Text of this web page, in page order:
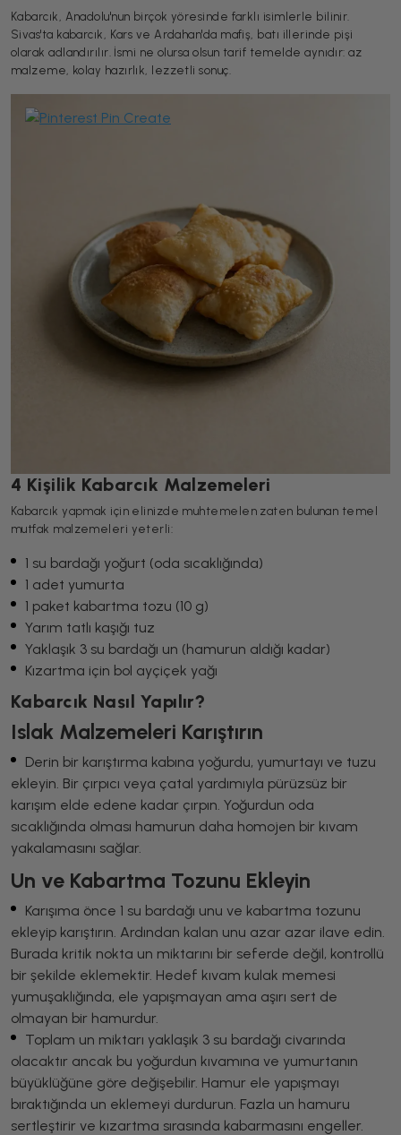
Kabarcık, Anadolu'nun birçok yöresinde farklı isimlerle bilinir.
Sivas'ta kabarcık, Kars ve Ardahan'da mafiş, batı illerinde pişi
olarak adlandırılır. İsmi ne olursa olsun tarif temelde aynıdır: az
malzeme, kolay hazırlık, lezzetli sonuç.
4 Kişilik Kabarcık Malzemeleri
Kabarcık yapmak için elinizde muhtemelen zaten bulunan temel
mutfak malzemeleri yeterli:
1 su bardağı yoğurt (oda sıcaklığında)
1 adet yumurta
1 paket kabartma tozu (10 g)
Yarım tatlı kaşığı tuz
Yaklaşık 3 su bardağı un (hamurun aldığı kadar)
Kızartma için bol ayçiçek yağı
Kabarcık Nasıl Yapılır?
Islak Malzemeleri Karıştırın
Derin bir karıştırma kabına yoğurdu, yumurtayı ve tuzu
ekleyin. Bir çırpıcı veya çatal yardımıyla pürüzsüz bir
karışım elde edene kadar çırpın. Yoğurdun oda
sıcaklığında olması hamurun daha homojen bir kıvam
yakalamasını sağlar.
Un ve Kabartma Tozunu Ekleyin
Karışıma önce 1 su bardağı unu ve kabartma tozunu
ekleyip karıştırın. Ardından kalan unu azar azar ilave edin.
Burada kritik nokta un miktarını bir seferde değil, kontrollü
bir şekilde eklemektir. Hedef kıvam kulak memesi
yumuşaklığında, ele yapışmayan ama aşırı sert de
olmayan bir hamurdur.
Toplam un miktarı yaklaşık 3 su bardağı civarında
olacaktır ancak bu yoğurdun kıvamına ve yumurtanın
büyüklüğüne göre değişebilir. Hamur ele yapışmayı
bıraktığında un eklemeyi durdurun. Fazla un hamuru
sertleştirir ve kızartma sırasında kabarmasını engeller.